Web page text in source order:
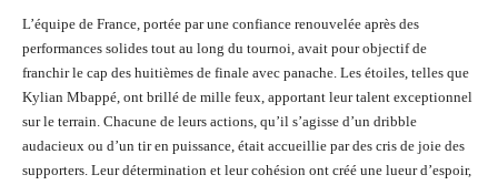
L’équipe de France, portée par une confiance renouvelée après des
performances solides tout au long du tournoi, avait pour objectif de
franchir le cap des huitièmes de finale avec panache. Les étoiles, telles que
Kylian Mbappé, ont brillé de mille feux, apportant leur talent exceptionnel
sur le terrain. Chacune de leurs actions, qu’il s’agisse d’un dribble
audacieux ou d’un tir en puissance, était accueillie par des cris de joie des
supporters. Leur détermination et leur cohésion ont créé une lueur d’espoir,